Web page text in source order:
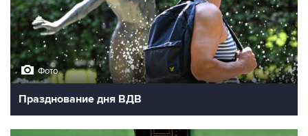
Фото
Празднование дня ВДВ